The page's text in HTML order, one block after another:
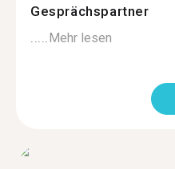
Gesprächspartner
.....Mehr lesen